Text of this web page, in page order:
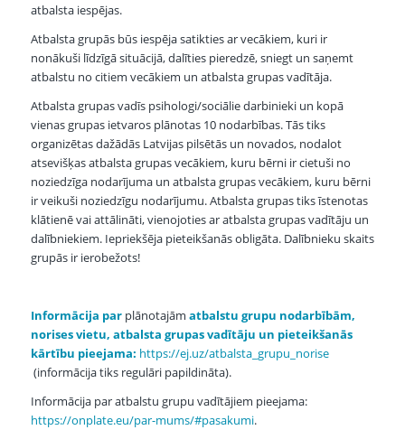
atbalsta iespējas.
Atbalsta grupās būs iespēja satikties ar vecākiem, kuri ir
nonākuši līdzīgā situācijā, dalīties pieredzē, sniegt un saņemt
atbalstu no citiem vecākiem un atbalsta grupas vadītāja.
Atbalsta grupas vadīs psihologi/sociālie darbinieki un kopā
vienas grupas ietvaros plānotas 10 nodarbības. Tās tiks
organizētas dažādās Latvijas pilsētās un novados, nodalot
atsevišķas atbalsta grupas vecākiem, kuru bērni ir cietuši no
noziedzīga nodarījuma un atbalsta grupas vecākiem, kuru bērni
ir veikuši noziedzīgu nodarījumu. Atbalsta grupas tiks īstenotas
klātienē vai attālināti, vienojoties ar atbalsta grupas vadītāju un
dalībniekiem. Iepriekšēja pieteikšanās obligāta. Dalībnieku skaits
grupās ir ierobežots!
Informācija par plānotajām atbalstu grupu nodarbībām,
norises vietu, atbalsta grupas vadītāju un pieteikšanās
kārtību pieejama: https://ej.uz/atbalsta_grupu_norise
(informācija tiks regulāri papildināta).
Informācija par atbalstu grupu vadītājiem pieejama:
https://onplate.eu/par-mums/#pasakumi.